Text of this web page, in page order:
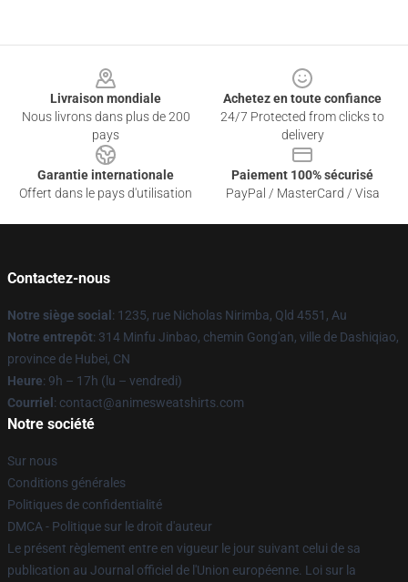
Livraison mondiale
Nous livrons dans plus de 200
pays
Achetez en toute confiance
24/7 Protected from clicks to
delivery
Garantie internationale
Offert dans le pays d'utilisation
Paiement 100% sécurisé
PayPal / MasterCard / Visa
Contactez-nous
Notre siège social : 1235, rue Nicholas Nirimba, Qld 4551, Au
Notre entrepôt: 314 Minfu Jinbao, chemin Gong'an, ville de Dashiqiao,
province de Hubei, CN
Heure: 9h – 17h (lu – vendredi)
Courriel : contact@animesweatshirts.com
Notre société
Sur nous
Conditions générales
Politiques de confidentialité
DMCA - Politique sur le droit d'auteur
Le présent règlement entre en vigueur le jour suivant celui de sa
publication au Journal officiel de l'Union européenne. Loi sur la